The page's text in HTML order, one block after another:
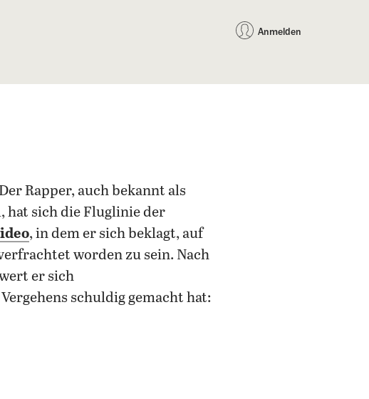
Anmelden
Rapper, auch bekannt als
hat sich die Fluglinie der
, in dem er sich beklagt, auf
worden zu sein. Nach
er sich
schuldig gemacht hat: